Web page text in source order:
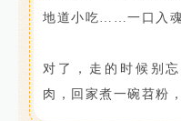
地道小吃……一口入魂
对了，走的时候别
肉，回家煮一碗苕粉